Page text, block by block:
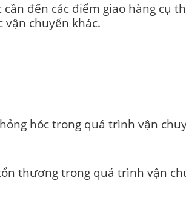
đến các điểm giao hàng cụ
chuyển khác.
hóc trong quá trình vận
thương trong quá trình vận